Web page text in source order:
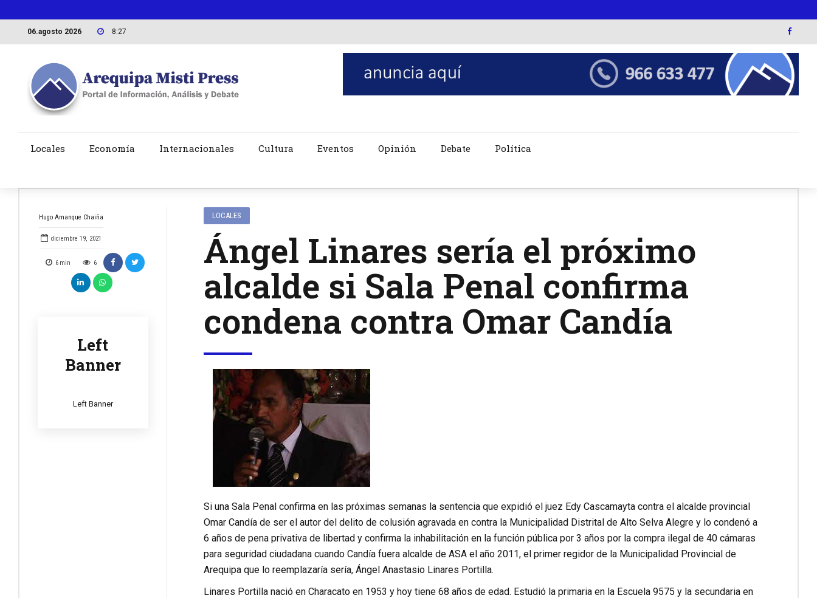
06.agosto 2026 8:27
Locales Economía Internacionales Cultura Eventos Opinión Debate Política
Hugo Amanque Chaiña
diciembre 19, 2021
6 min 6
Left
Banner
Left Banner
LOCALES
Ángel Linares sería el próximo
alcalde si Sala Penal confirma
condena contra Omar Candía
Si una Sala Penal confirma en las próximas semanas la sentencia que expidió el juez Edy Cascamayta contra el alcalde provincial
Omar Candía de ser el autor del delito de colusión agravada en contra la Municipalidad Distrital de Alto Selva Alegre y lo condenó a
6 años de pena privativa de libertad y confirma la inhabilitación en la función pública por 3 años por la compra ilegal de 40 cámaras
para seguridad ciudadana cuando Candía fuera alcalde de ASA el año 2011, el primer regidor de la Municipalidad Provincial de
Arequipa que lo reemplazaría sería, Ángel Anastasio Linares Portilla.
Linares Portilla nació en Characato en 1953 y hoy tiene 68 años de edad. Estudió la primaria en la Escuela 9575 y la secundaria en